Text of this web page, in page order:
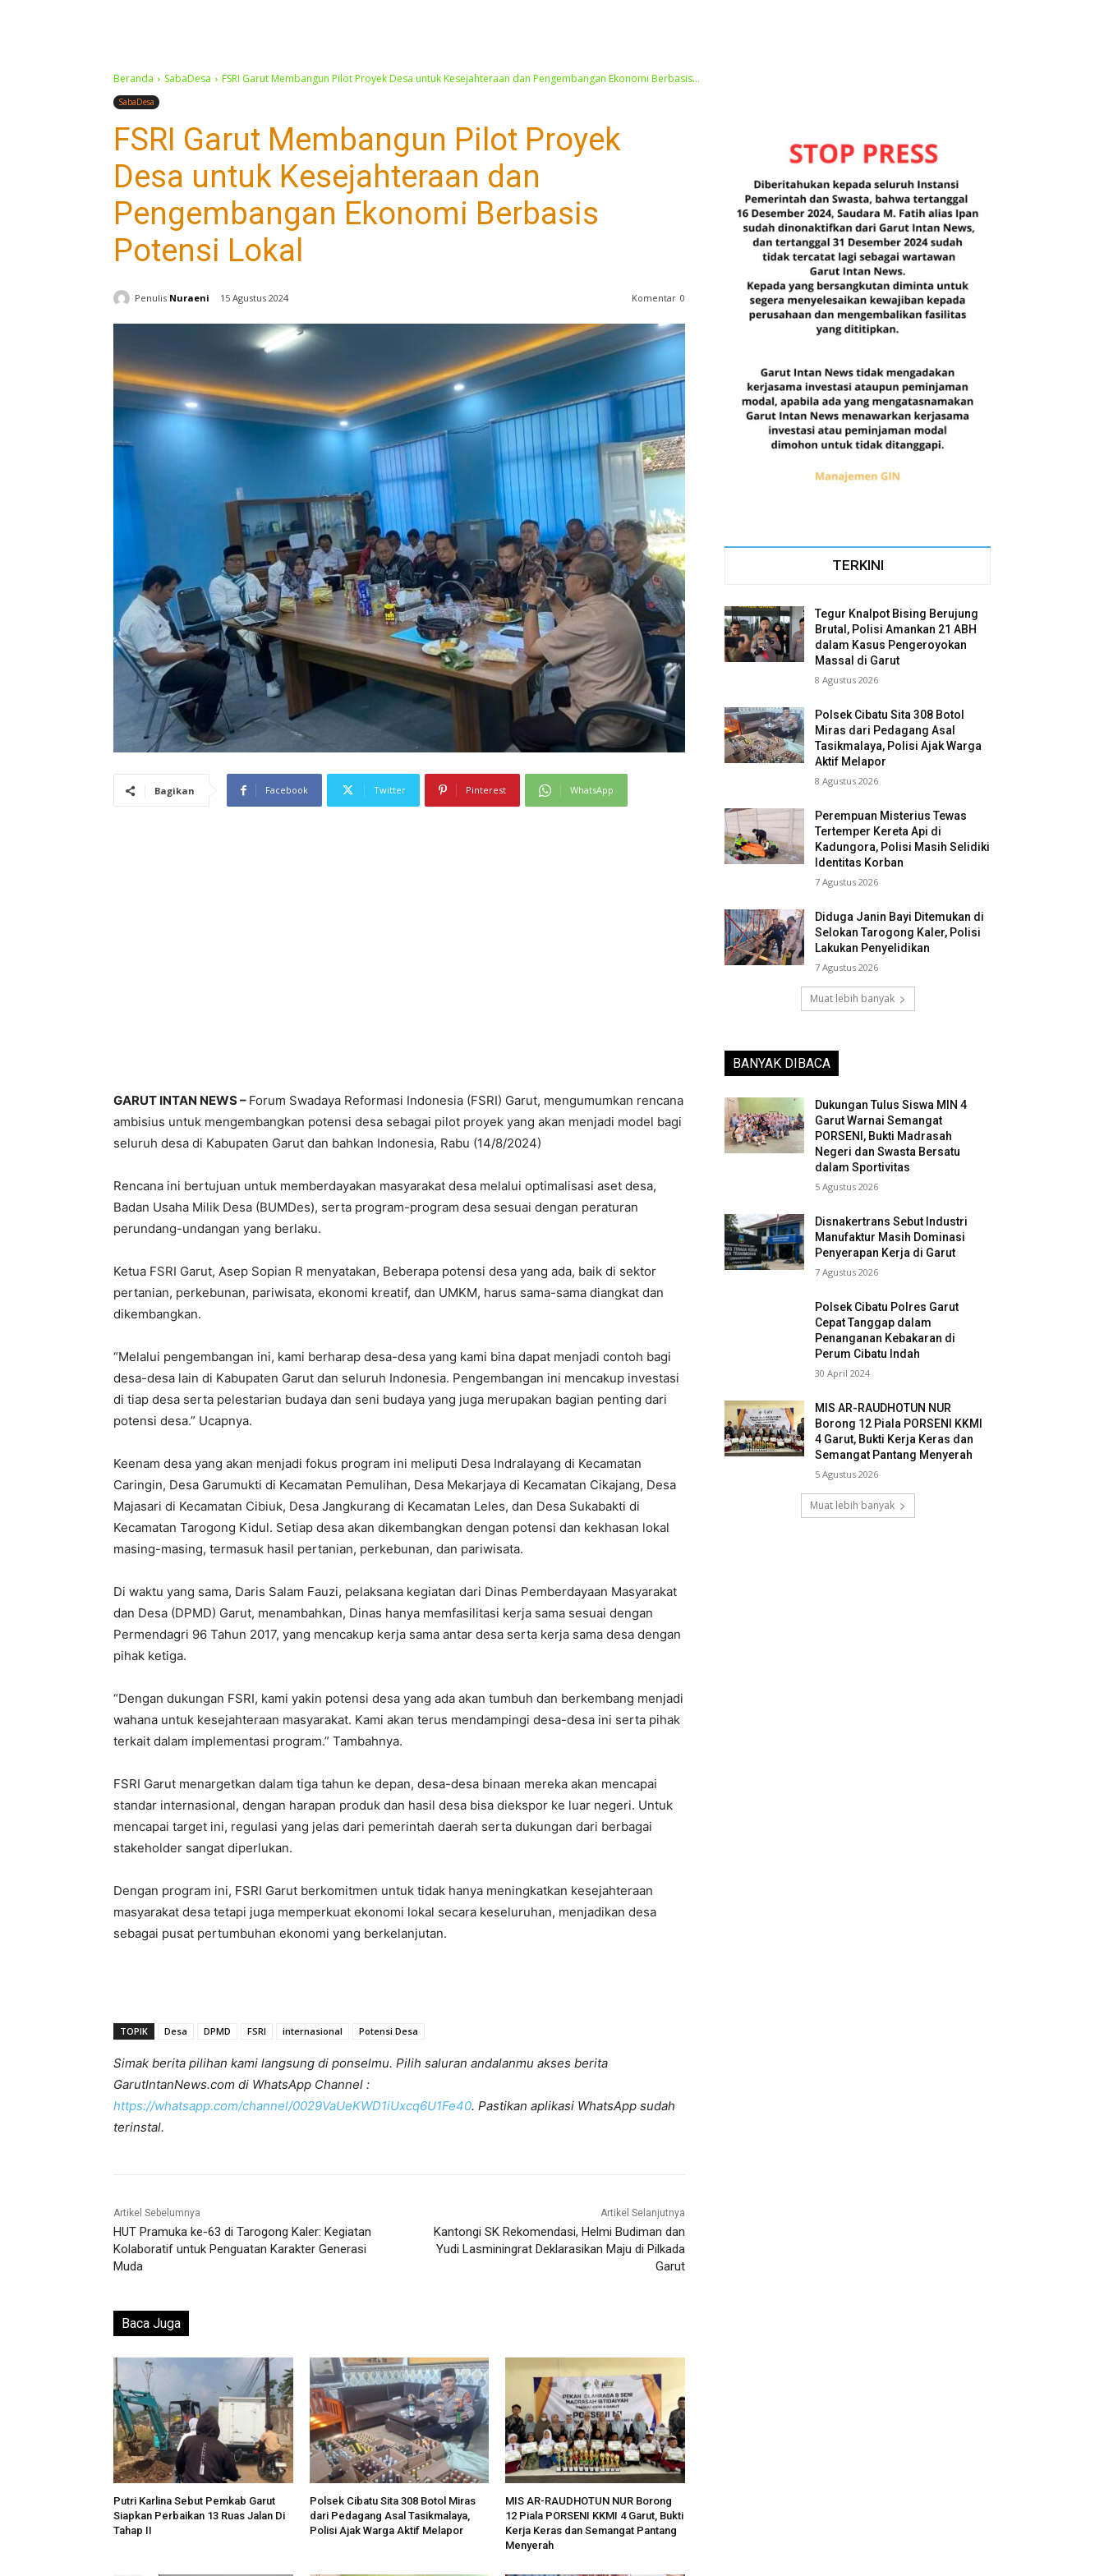
Beranda SabaDesa FSRI Garut Membangun Pilot Proyek Desa untuk Kesejahteraan dan Pengembangan Ekonomi Berbasis...
SabaDesa
FSRI Garut Membangun Pilot Proyek
Desa untuk Kesejahteraan dan
Pengembangan Ekonomi Berbasis
Potensi Lokal
Penulis Nuraeni 15 Agustus 2024 Komentar 0
Bagikan Facebook Twitter Pinterest WhatsApp
GARUT INTAN NEWS – Forum Swadaya Reformasi Indonesia (FSRI) Garut, mengumumkan rencana
ambisius untuk mengembangkan potensi desa sebagai pilot proyek yang akan menjadi model bagi
seluruh desa di Kabupaten Garut dan bahkan Indonesia, Rabu (14/8/2024)
Rencana ini bertujuan untuk memberdayakan masyarakat desa melalui optimalisasi aset desa,
Badan Usaha Milik Desa (BUMDes), serta program-program desa sesuai dengan peraturan
perundang-undangan yang berlaku.
Ketua FSRI Garut, Asep Sopian R menyatakan, Beberapa potensi desa yang ada, baik di sektor
pertanian, perkebunan, pariwisata, ekonomi kreatif, dan UMKM, harus sama-sama diangkat dan
dikembangkan.
“Melalui pengembangan ini, kami berharap desa-desa yang kami bina dapat menjadi contoh bagi
desa-desa lain di Kabupaten Garut dan seluruh Indonesia. Pengembangan ini mencakup investasi
di tiap desa serta pelestarian budaya dan seni budaya yang juga merupakan bagian penting dari
potensi desa.” Ucapnya.
Keenam desa yang akan menjadi fokus program ini meliputi Desa Indralayang di Kecamatan
Caringin, Desa Garumukti di Kecamatan Pemulihan, Desa Mekarjaya di Kecamatan Cikajang, Desa
Majasari di Kecamatan Cibiuk, Desa Jangkurang di Kecamatan Leles, dan Desa Sukabakti di
Kecamatan Tarogong Kidul. Setiap desa akan dikembangkan dengan potensi dan kekhasan lokal
masing-masing, termasuk hasil pertanian, perkebunan, dan pariwisata.
Di waktu yang sama, Daris Salam Fauzi, pelaksana kegiatan dari Dinas Pemberdayaan Masyarakat
dan Desa (DPMD) Garut, menambahkan, Dinas hanya memfasilitasi kerja sama sesuai dengan
Permendagri 96 Tahun 2017, yang mencakup kerja sama antar desa serta kerja sama desa dengan
pihak ketiga.
“Dengan dukungan FSRI, kami yakin potensi desa yang ada akan tumbuh dan berkembang menjadi
wahana untuk kesejahteraan masyarakat. Kami akan terus mendampingi desa-desa ini serta pihak
terkait dalam implementasi program.” Tambahnya.
FSRI Garut menargetkan dalam tiga tahun ke depan, desa-desa binaan mereka akan mencapai
standar internasional, dengan harapan produk dan hasil desa bisa diekspor ke luar negeri. Untuk
mencapai target ini, regulasi yang jelas dari pemerintah daerah serta dukungan dari berbagai
stakeholder sangat diperlukan.
Dengan program ini, FSRI Garut berkomitmen untuk tidak hanya meningkatkan kesejahteraan
masyarakat desa tetapi juga memperkuat ekonomi lokal secara keseluruhan, menjadikan desa
sebagai pusat pertumbuhan ekonomi yang berkelanjutan.
TOPIK Desa DPMD FSRI internasional Potensi Desa
Simak berita pilihan kami langsung di ponselmu. Pilih saluran andalanmu akses berita
GarutIntanNews.com di WhatsApp Channel :
https://whatsapp.com/channel/0029VaUeKWD1iUxcq6U1Fe40. Pastikan aplikasi WhatsApp sudah
terinstal.
Artikel Sebelumnya
HUT Pramuka ke-63 di Tarogong Kaler: Kegiatan
Kolaboratif untuk Penguatan Karakter Generasi
Muda
Artikel Selanjutnya
Kantongi SK Rekomendasi, Helmi Budiman dan
Yudi Lasminingrat Deklarasikan Maju di Pilkada
Garut
Baca Juga
Putri Karlina Sebut Pemkab Garut
Siapkan Perbaikan 13 Ruas Jalan Di
Tahap II
Polsek Cibatu Sita 308 Botol Miras
dari Pedagang Asal Tasikmalaya,
Polisi Ajak Warga Aktif Melapor
MIS AR-RAUDHOTUN NUR Borong
12 Piala PORSENI KKMI 4 Garut, Bukti
Kerja Keras dan Semangat Pantang
Menyerah
TERKINI
Tegur Knalpot Bising Berujung
Brutal, Polisi Amankan 21 ABH
dalam Kasus Pengeroyokan
Massal di Garut
8 Agustus 2026
Polsek Cibatu Sita 308 Botol
Miras dari Pedagang Asal
Tasikmalaya, Polisi Ajak Warga
Aktif Melapor
8 Agustus 2026
Perempuan Misterius Tewas
Tertemper Kereta Api di
Kadungora, Polisi Masih Selidiki
Identitas Korban
7 Agustus 2026
Diduga Janin Bayi Ditemukan di
Selokan Tarogong Kaler, Polisi
Lakukan Penyelidikan
7 Agustus 2026
Muat lebih banyak
BANYAK DIBACA
Dukungan Tulus Siswa MIN 4
Garut Warnai Semangat
PORSENI, Bukti Madrasah
Negeri dan Swasta Bersatu
dalam Sportivitas
5 Agustus 2026
Disnakertrans Sebut Industri
Manufaktur Masih Dominasi
Penyerapan Kerja di Garut
7 Agustus 2026
Polsek Cibatu Polres Garut
Cepat Tanggap dalam
Penanganan Kebakaran di
Perum Cibatu Indah
30 April 2024
MIS AR-RAUDHOTUN NUR
Borong 12 Piala PORSENI KKMI
4 Garut, Bukti Kerja Keras dan
Semangat Pantang Menyerah
5 Agustus 2026
Muat lebih banyak